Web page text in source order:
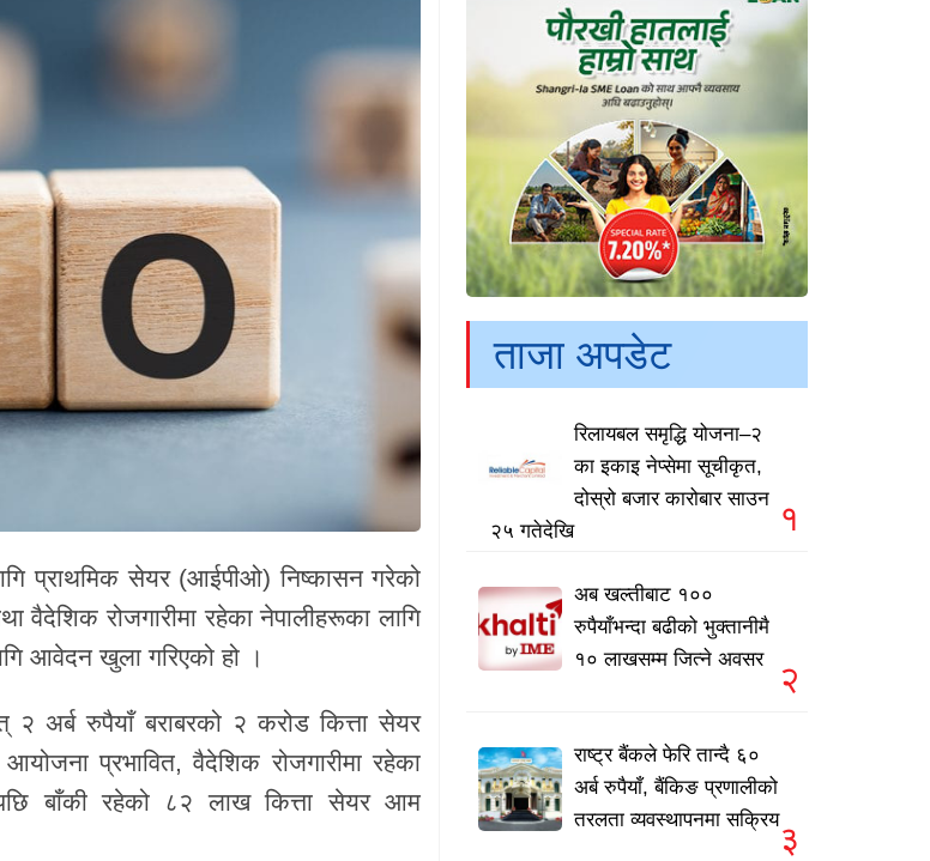
प्राथमिक सेयर (आईपीओ) निष्कासन गरेको
वैदेशिक रोजगारीमा रहेका नेपालीहरूका लागि
आवेदन खुला गरिएको हो ।
२ अर्ब रुपैयाँ बराबरको २ करोड कित्ता सेयर
प्रभावित, वैदेशिक रोजगारीमा रहेका
बाँकी रहेको ८२ लाख कित्ता सेयर आम
ताजा अपडेट
रिलायबल समृद्धि योजना–२
का इकाइ नेप्सेमा सूचीकृत,
दोस्रो बजार कारोबार साउन
२५ गतेदेखि
१
अब खल्तीबाट १००
रुपैयाँभन्दा बढीको भुक्तानीमै
१० लाखसम्म जित्ने अवसर
२
राष्ट्र बैंकले फेरि तान्दै ६०
अर्ब रुपैयाँ, बैंकिङ प्रणालीको
तरलता व्यवस्थापनमा सक्रिय३